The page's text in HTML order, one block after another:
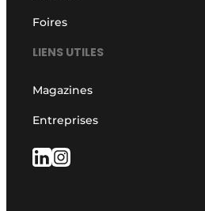
Foires
LIENS UTILES
Magazines
Entreprises